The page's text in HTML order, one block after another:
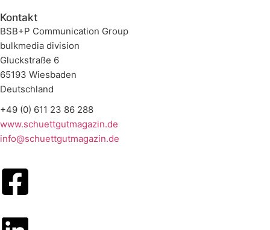
Kontakt
BSB+P Communication Group
bulkmedia division
Gluckstraße 6
65193 Wiesbaden
Deutschland
+49 (0) 611 23 86 288
www.schuettgutmagazin.de
info@schuettgutmagazin.de